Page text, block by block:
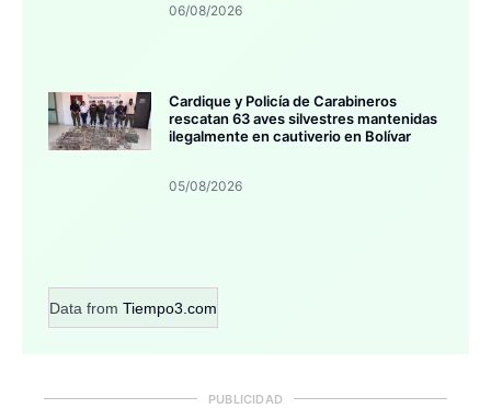
06/08/2026
Cardique y Policía de Carabineros
rescatan 63 aves silvestres mantenidas
ilegalmente en cautiverio en Bolívar
05/08/2026
Data from Tiempo3.com
PUBLICIDAD